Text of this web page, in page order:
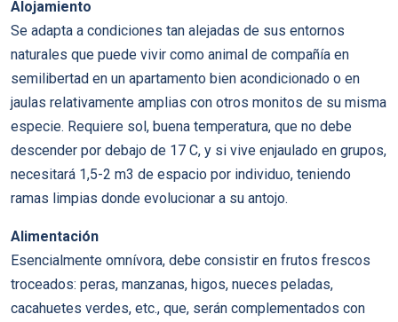
Alojamiento
Se adapta a condiciones tan alejadas de sus entornos
naturales que puede vivir como animal de compañía en
semilibertad en un apartamento bien acondicionado o en
jaulas relativamente amplias con otros monitos de su misma
especie. Requiere sol, buena temperatura, que no debe
descender por debajo de 17 C, y si vive enjaulado en grupos,
necesitará 1,5-2 m3 de espacio por individuo, teniendo
ramas limpias donde evolucionar a su antojo.
Alimentación
Esencialmente omnívora, debe consistir en frutos frescos
troceados: peras, manzanas, higos, nueces peladas,
cacahuetes verdes, etc., que, serán complementados con